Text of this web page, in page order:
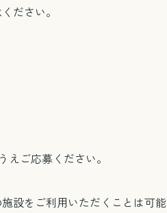
ださい。
ご応募ください。
設をご利用いただくことは可能